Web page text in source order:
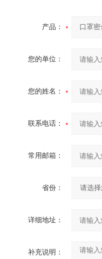
产品：
您的单位：
您的姓名：
联系电话：
常用邮箱：
省份：
详细地址：
补充说明：